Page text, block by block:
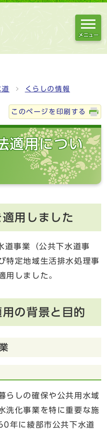
メニュー
道 くらしの情報
このページを印刷する
適用につい
用しました
事業（公共下水道事
特定地域生活排水処理事
用しました。
の背景と目的
らしの確保や公共用水域
洗化事業を特に重要な施
年に綾部市公共下水道